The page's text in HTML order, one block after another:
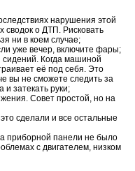
нарушения этой
сводок о ДТП. Рисковать
ни в коем случае;
уже вечер, включите фары;
сидений. Когда машиной
её под себя. Это
вы не сможете следить за
и затекать руки;
Совет простой, но на
сделали и все остальные
приборной панели не было
с двигателем, низком